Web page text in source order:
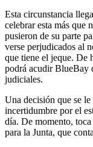
Esta circunstancia
celebrar esta más que
pusieron de su parte
verse perjudicados al
que tiene el jeque. De
podrá acudir BlueBay
judiciales.
Una decisión que se
incertidumbre por el
día. De momento, toca
para la Junta, que